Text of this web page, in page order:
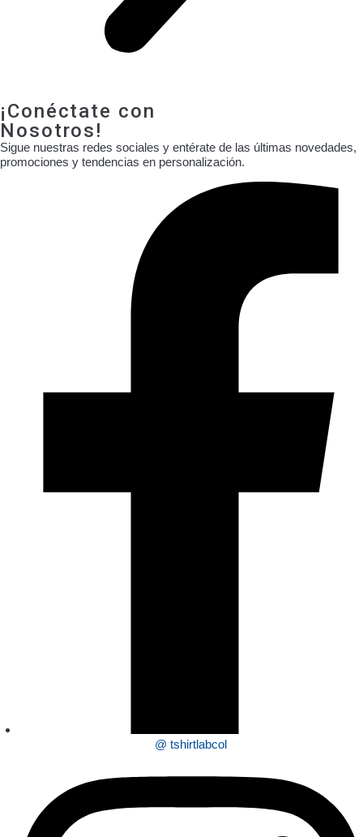
¡Conéctate con
Nosotros!
Sigue nuestras redes sociales y entérate de las últimas novedades,
promociones y tendencias en personalización.
@ tshirtlabcol